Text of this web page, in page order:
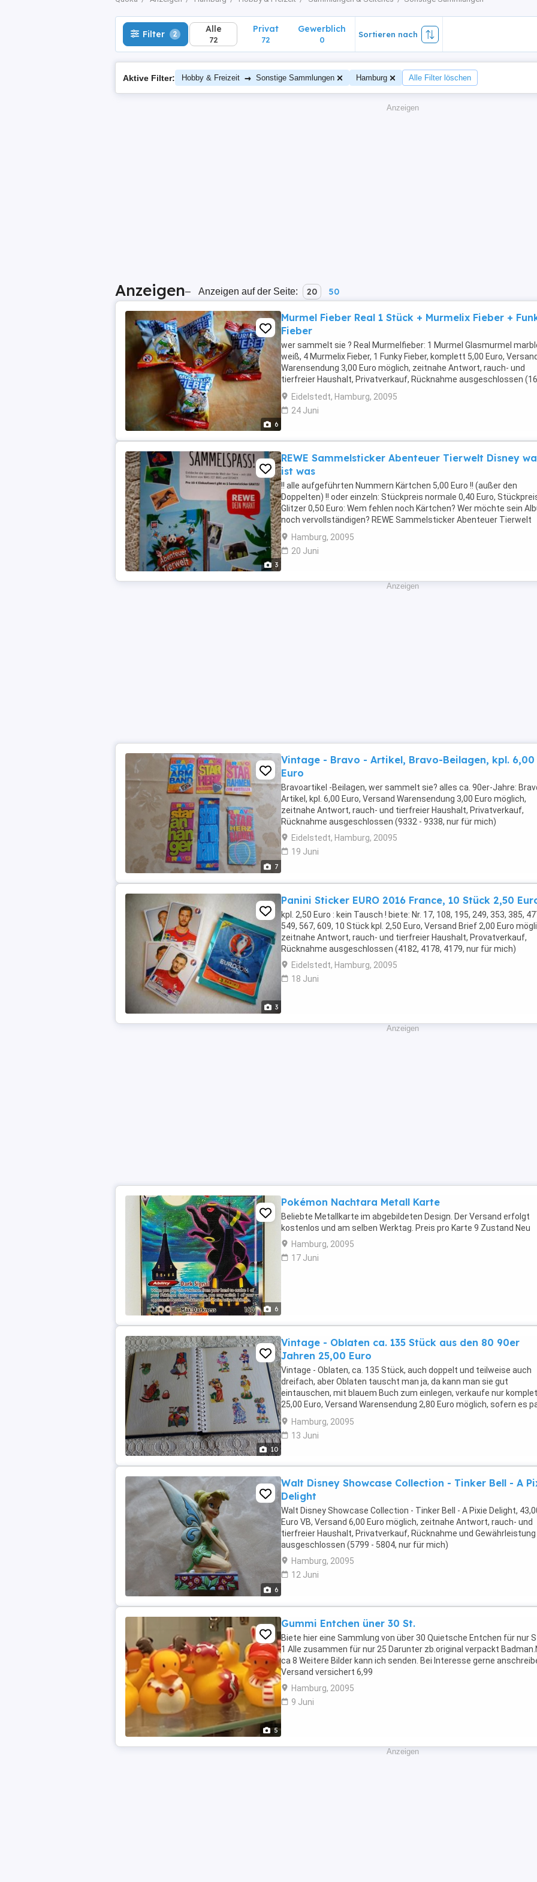
Filter 2 Alle
72
Privat
72
Gewerblich
0
Sortieren nach
Aktive Filter: Hobby & Freizeit → Sonstige Sammlungen Hamburg Alle Filter löschen
Anzeigen
Anzeigen– Anzeigen auf der Seite: 20 50
6
Murmel Fieber Real 1 Stück + Murmelix Fieber +
Fieber
wer sammelt sie ? Real Murmelfieber: 1 Murmel Glasmurmel
weiß, 4 Murmelix Fieber, 1 Funky Fieber, komplett 5,00 Euro, Versand
Warensendung 3,00 Euro möglich, zeitnahe Antwort, rauch- und
tierfreier Haushalt, Privatverkauf, Rücknahme ausgeschlossen
1629, 5094, 1630, 5097, 5096, nur für ...
Eidelstedt, Hamburg, 20095
24 Juni
3
REWE Sammelsticker Abenteuer Tierwelt Disney
ist was
!! alle aufgeführten Nummern Kärtchen 5,00 Euro !! (außer den
Doppelten) !! oder einzeln: Stückpreis normale 0,40 Euro,
Glitzer 0,50 Euro: Wem fehlen noch Kärtchen? Wer möchte sein
noch vervollständigen? REWE Sammelsticker Abenteuer Tierwelt
Disney was ist was, aus dem Nov. Dez. 2016, ...
Hamburg, 20095
20 Juni
Anzeigen
7
Vintage - Bravo - Artikel, Bravo-Beilagen, kpl. 6,00
Euro
Bravoartikel -Beilagen, wer sammelt sie? alles ca. 90er-Jahre:
Artikel, kpl. 6,00 Euro, Versand Warensendung 3,00 Euro möglich,
zeitnahe Antwort, rauch- und tierfreier Haushalt, Privatverkauf,
Rücknahme ausgeschlossen (9332 - 9338, nur für mich)
Eidelstedt, Hamburg, 20095
19 Juni
3
Panini Sticker EURO 2016 France, 10 Stück 2,50
kpl. 2,50 Euro : kein Tausch ! biete: Nr. 17, 108, 195, 249, 353, 385,
549, 567, 609, 10 Stück kpl. 2,50 Euro, Versand Brief 2,00 Euro
zeitnahe Antwort, rauch- und tierfreier Haushalt, Provatverkauf,
Rücknahme ausgeschlossen (4182, 4178, 4179, nur für mich)
Eidelstedt, Hamburg, 20095
18 Juni
Anzeigen
6
Pokémon Nachtara Metall Karte
Beliebte Metallkarte im abgebildeten Design. Der Versand erfolgt
kostenlos und am selben Werktag. Preis pro Karte 9 Zustand Neu
Hamburg, 20095
17 Juni
10
Vintage - Oblaten ca. 135 Stück aus den 80 90er
Jahren 25,00 Euro
Vintage - Oblaten, ca. 135 Stück, auch doppelt und teilweise auch
dreifach, aber Oblaten tauscht man ja, da kann man sie gut
eintauschen, mit blauem Buch zum einlegen, verkaufe nur
25,00 Euro, Versand Warensendung 2,80 Euro möglich, sofern es
zeitnahe Antwort, rauch- und tierfreier Haushalt, Privatverkauf, ...
Hamburg, 20095
13 Juni
6
Walt Disney Showcase Collection - Tinker Bell - A
Delight
Walt Disney Showcase Collection - Tinker Bell - A Pixie Delight,
Euro VB, Versand 6,00 Euro möglich, zeitnahe Antwort, rauch- und
tierfreier Haushalt, Privatverkauf, Rücknahme und Gewährleistung
ausgeschlossen (5799 - 5804, nur für mich)
Hamburg, 20095
12 Juni
5
Gummi Entchen üner 30 St.
Biete hier eine Sammlung von über 30 Quietsche Entchen für nur
1 Alle zusammen für nur 25 Darunter zb.original verpackt
ca 8 Weitere Bilder kann ich senden. Bei Interesse gerne
Versand versichert 6,99
Hamburg, 20095
9 Juni
Anzeigen